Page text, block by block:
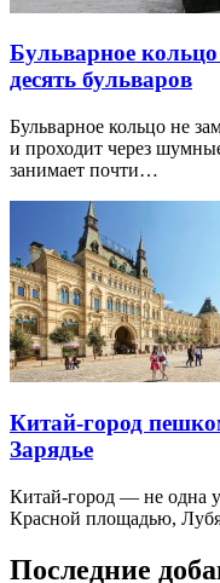
Бульварное
десять бульваров
Бульварное кольцо не
и проходит через
занимает почти…
Китай-город
Зарядье
Китай-город — не одна
Красной площадью,
Последние